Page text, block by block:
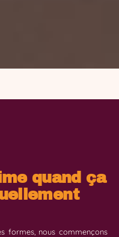
quand ça
formes, nous commençons